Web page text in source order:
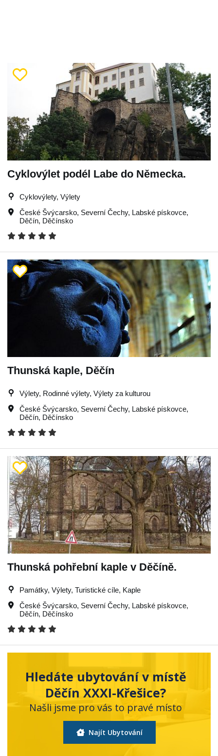
Cyklovýlet podél Labe do Německa.
Cyklovýlety, Výlety
České Švýcarsko, Severní Čechy, Labské pískovce,
Děčín, Děčínsko
Thunská kaple, Děčín
Výlety, Rodinné výlety, Výlety za kulturou
České Švýcarsko, Severní Čechy, Labské pískovce,
Děčín, Děčínsko
Thunská pohřební kaple v Děčíně.
Památky, Výlety, Turistické cíle, Kaple
České Švýcarsko, Severní Čechy, Labské pískovce,
Děčín, Děčínsko
Hledáte ubytování v místě
Děčín XXXI-Křešice?
Našli jsme pro vás to pravé místo
Najít Ubytování